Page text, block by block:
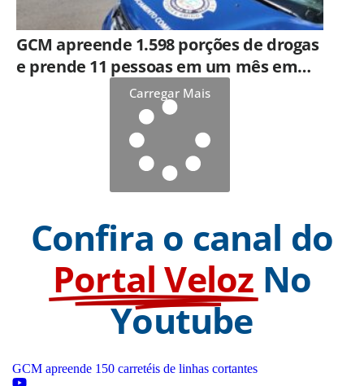
GCM apreende 1.598 porções de drogas
e prende 11 pessoas em um mês em
Carregar Mais
Confira o canal do
Portal Veloz No
Youtube
GCM apreende 150 carretéis de linhas cortantes